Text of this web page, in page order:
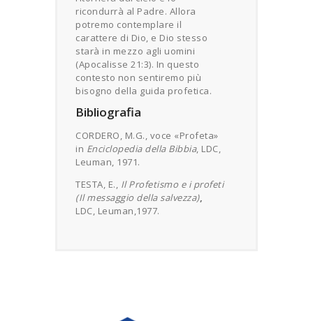
ricondurrà al Padre. Allora
potremo contemplare il
carattere di Dio, e Dio stesso
starà in mezzo agli uomini
(Apocalisse 21:3). In questo
contesto non sentiremo più
bisogno della guida profetica.
Bibliografia
CORDERO, M.G., voce «Profeta»
in Enciclopedia della Bibbia, LDC,
Leuman, 1971.
TESTA, E., Il Profetismo e i profeti
(Il messaggio della salvezza),
LDC, Leuman,1977.